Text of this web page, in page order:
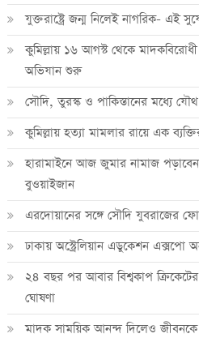
যুক্তরাষ্ট্রে জন্ম নিলেই নাগরিক- এই
কুমিল্লায় ১৬ আগস্ট থেকে
অভিযান শুরু
সৌদি, তুরস্ক ও পাকিস্তানের মধ্যে যৌথ
কুমিল্লায় হত্যা মামলার রায়ে এক
হারামাইনে আজ জুমার নামাজ
বুওয়াইজান
এরদোয়ানের সঙ্গে সৌদি যুবরাজের
ঢাকায় অস্ট্রেলিয়ান এডুকেশন এক্সপো
২৪ বছর পর আবার বিশ্বকাপ
ঘোষণা
মাদক সাময়িক আনন্দ দিলেও